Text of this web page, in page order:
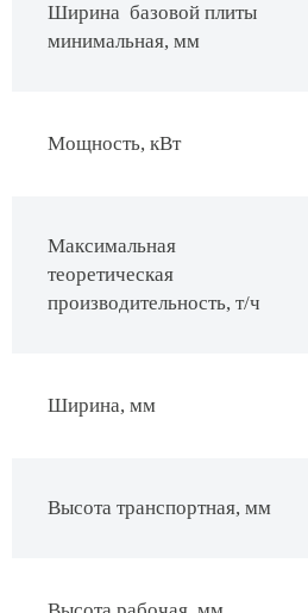
Ширина базовой плиты
минимальная, мм
Мощность, кВт
Максимальная
теоретическая
производительность, т/ч
Ширина, мм
Высота транспортная, мм